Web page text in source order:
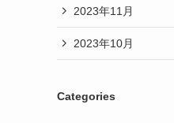
2023年11月
2023年10月
Categories